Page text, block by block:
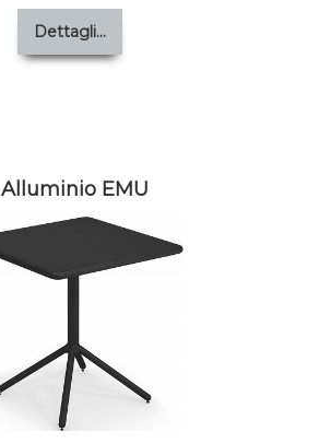
Dettagli...
Alluminio EMU